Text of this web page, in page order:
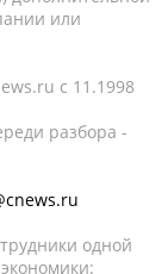
или
c 11.1998
разбора -
одной